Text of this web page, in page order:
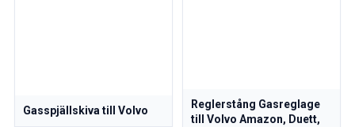
Gasspjällskiva till Volvo
Reglerstång Gasreglage
till Volvo Amazon, Duett,